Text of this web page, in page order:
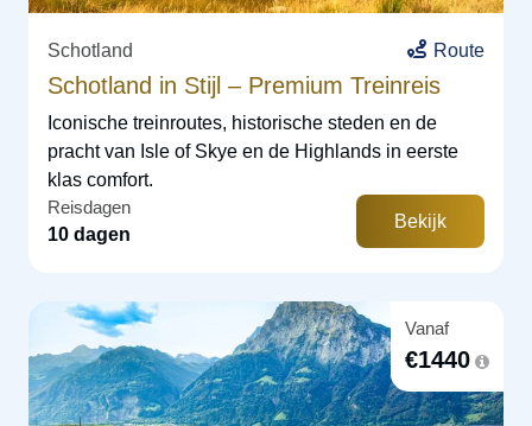
Schotland Route
Schotland in Stijl – Premium Treinreis
Iconische treinroutes, historische steden en de
pracht van Isle of Skye en de Highlands in eerste
klas comfort.
Reisdagen
10 dagen
Bekijk
Vanaf
€1440